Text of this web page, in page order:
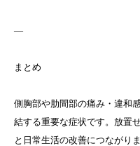
—
まとめ
側胸部や肋間部の痛み・違和
結する重要な症状です。放置
と日常生活の改善につながりま